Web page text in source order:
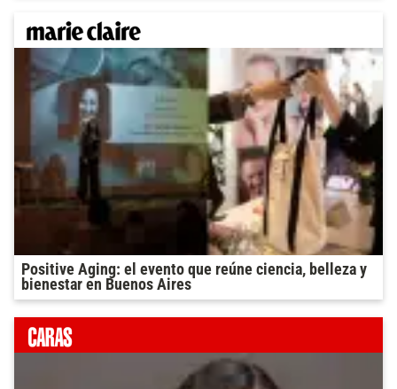
Positive Aging: el evento que reúne ciencia, belleza y
bienestar en Buenos Aires